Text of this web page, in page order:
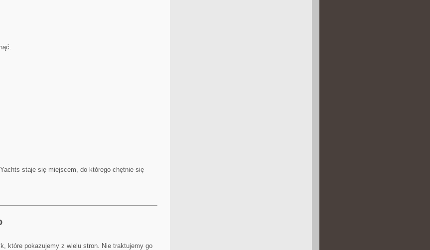
staje się miejscem, do którego chętnie się
które pokazujemy z wielu stron. Nie traktujemy go